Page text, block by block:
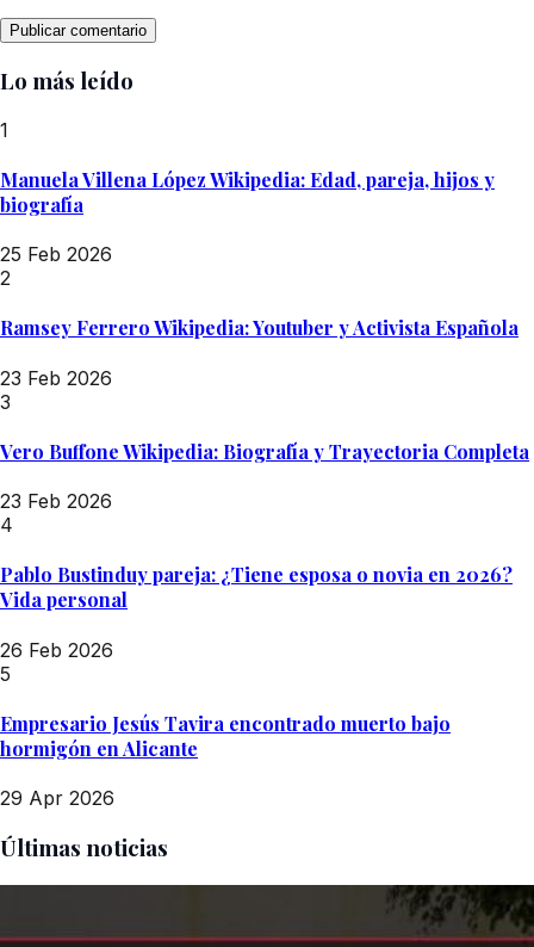
Lo más leído
1
Manuela Villena López Wikipedia: Edad, pareja, hijos y
biografía
25 Feb 2026
2
Ramsey Ferrero Wikipedia: Youtuber y Activista Española
23 Feb 2026
3
Vero Buffone Wikipedia: Biografía y Trayectoria Completa
23 Feb 2026
4
Pablo Bustinduy pareja: ¿Tiene esposa o novia en 2026?
Vida personal
26 Feb 2026
5
Empresario Jesús Tavira encontrado muerto bajo
hormigón en Alicante
29 Apr 2026
Últimas noticias